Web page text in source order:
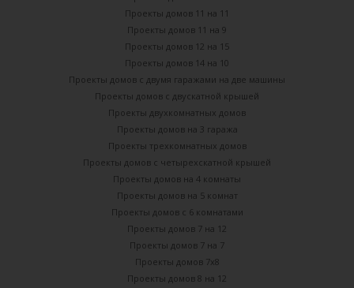
Проекты домов 11 на 11
Проекты домов 11 на 9
Проекты домов 12 на 15
Проекты домов 14 на 10
Проекты домов с двумя гаражами на две машины
Проекты домов с двускатной крышей
Проекты двухкомнатных домов
Проекты домов на 3 гаража
Проекты трехкомнатных домов
Проекты домов с четырехскатной крышей
Проекты домов на 4 комнаты
Проекты домов на 5 комнат
Проекты домов с 6 комнатами
Проекты домов 7 на 12
Проекты домов 7 на 7
Проекты домов 7х8
Проекты домов 8 на 12